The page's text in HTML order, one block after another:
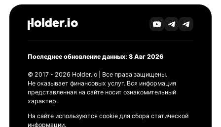
Последнее обновление данных: 8 Авг 2026
© 2017 - 2026 Holder.io | Все права защищены.
Не оказывает финансовых услуг. Вся информация
представленная на сайте носит ознакомительный
характер.
На сайте используются cookie для сбора статической
информации.